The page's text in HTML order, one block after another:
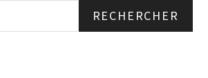
RECHERCHER